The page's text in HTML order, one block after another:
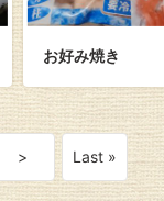
お好み焼き
> Last »